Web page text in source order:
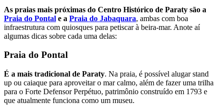
As praias mais próximas do Centro Histórico de Paraty são a
Praia do Pontal e a Praia do Jabaquara, ambas com boa
infraestrutura com quiosques para petiscar à beira-mar. Anote aí
algumas dicas sobre cada uma delas:
Praia do Pontal
É a mais tradicional de Paraty. Na praia, é possível alugar stand
up ou caiaque para aproveitar o mar calmo, além de fazer uma trilha
para o Forte Defensor Perpétuo, patrimônio construído em 1793 e
que atualmente funciona como um museu.